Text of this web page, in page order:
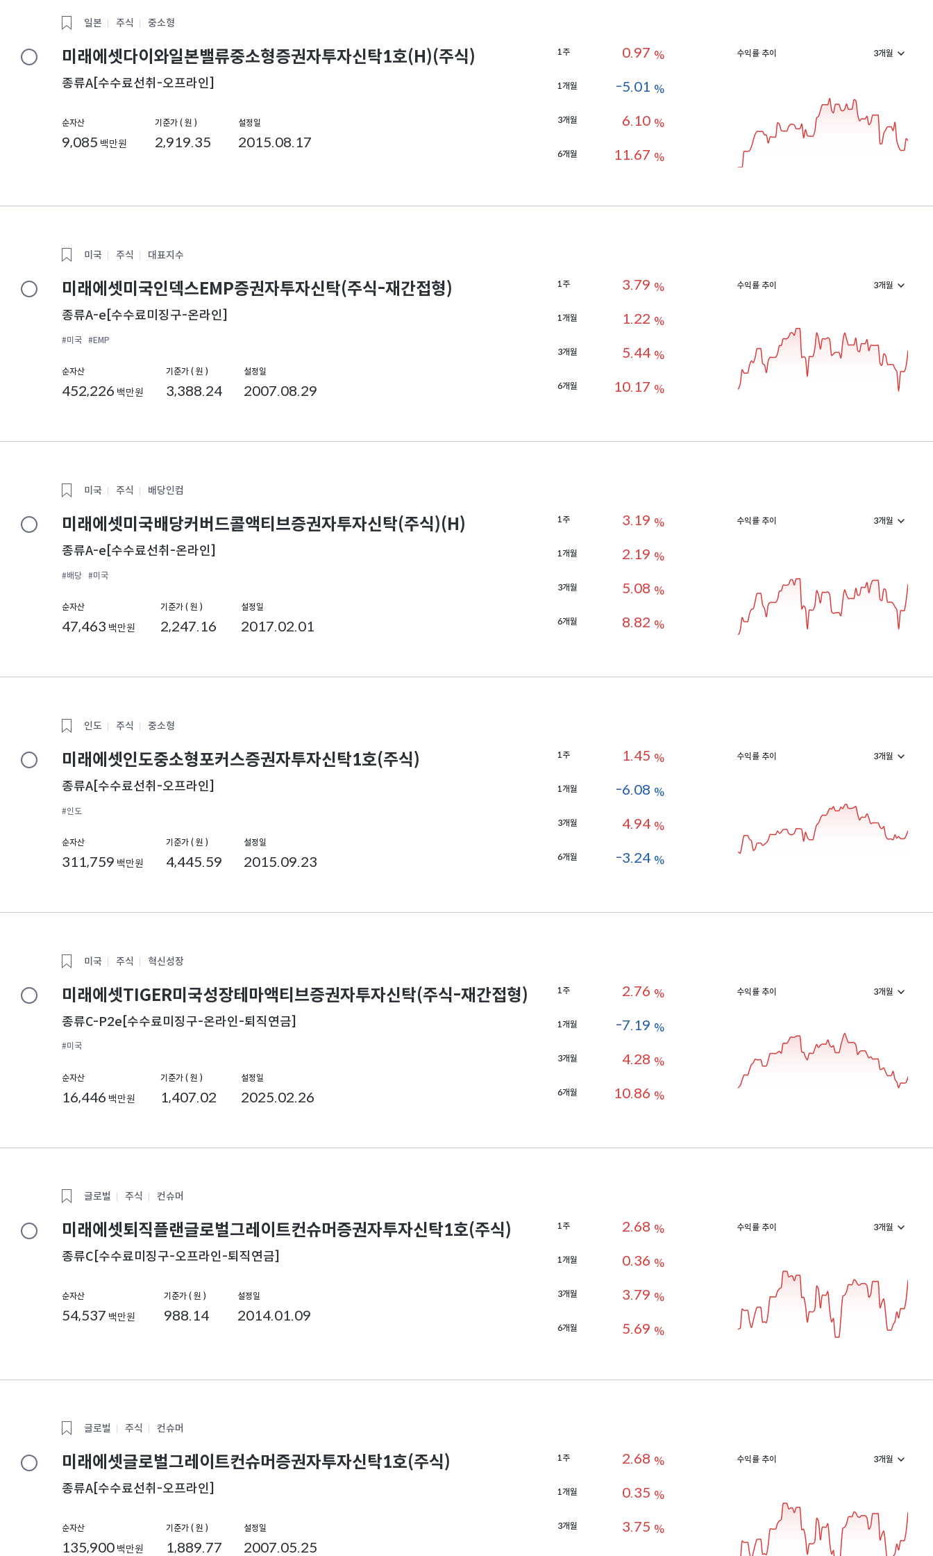
일본 주식 중소형
미래에셋다이와일본밸류중소형증권자투자신탁1호(H)(주식)
종류A[수수료선취-오프라인]
순자산
9,085 백만원
기준가 ( 원 )
2,919.35
설정일
2015.08.17
1주 0.97 %
1개월 -5.01 %
3개월 6.10 %
6개월 11.67 %
수익률 추이
미국 주식 대표지수
미래에셋미국인덱스EMP증권자투자신탁(주식-재간접형)
종류A-e[수수료미징구-온라인]
#미국 #EMP
순자산
452,226 백만원
기준가 ( 원 )
3,388.24
설정일
2007.08.29
1주 3.79 %
1개월 1.22 %
3개월 5.44 %
6개월 10.17 %
수익률 추이
미국 주식 배당인컴
미래에셋미국배당커버드콜액티브증권자투자신탁(주식)(H)
종류A-e[수수료선취-온라인]
#배당 #미국
순자산
47,463 백만원
기준가 ( 원 )
2,247.16
설정일
2017.02.01
1주 3.19 %
1개월 2.19 %
3개월 5.08 %
6개월 8.82 %
수익률 추이
인도 주식 중소형
미래에셋인도중소형포커스증권자투자신탁1호(주식)
종류A[수수료선취-오프라인]
#인도
순자산
311,759 백만원
기준가 ( 원 )
4,445.59
설정일
2015.09.23
1주 1.45 %
1개월 -6.08 %
3개월 4.94 %
6개월 -3.24 %
수익률 추이
미국 주식 혁신성장
미래에셋TIGER미국성장테마액티브증권자투자신탁(주식-재간접형)
종류C-P2e[수수료미징구-온라인-퇴직연금]
#미국
순자산
16,446 백만원
기준가 ( 원 )
1,407.02
설정일
2025.02.26
1주 2.76 %
1개월 -7.19 %
3개월 4.28 %
6개월 10.86 %
수익률 추이
글로벌 주식 컨슈머
미래에셋퇴직플랜글로벌그레이트컨슈머증권자투자신탁1호(주식)
종류C[수수료미징구-오프라인-퇴직연금]
순자산
54,537 백만원
기준가 ( 원 )
988.14
설정일
2014.01.09
1주 2.68 %
1개월 0.36 %
3개월 3.79 %
6개월 5.69 %
수익률 추이
글로벌 주식 컨슈머
미래에셋글로벌그레이트컨슈머증권자투자신탁1호(주식)
종류A[수수료선취-오프라인]
순자산
135,900 백만원
기준가 ( 원 )
1,889.77
설정일
2007.05.25
1주 2.68 %
1개월 0.35 %
3개월 3.75 %
수익률 추이